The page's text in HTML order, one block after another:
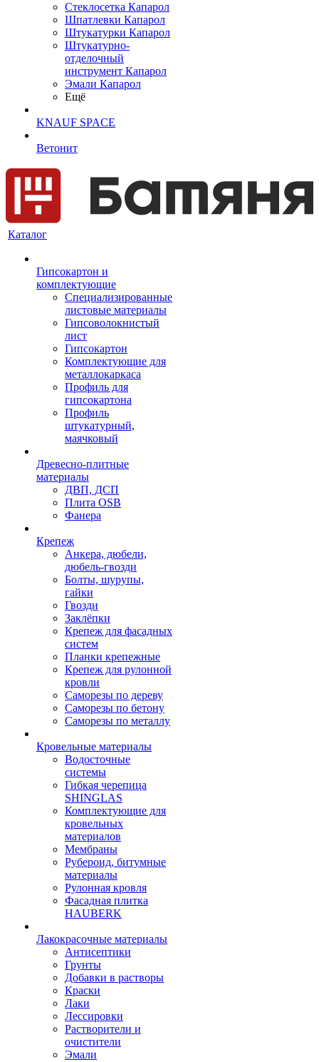
Cтеклосетка Капарол
Шпатлевки Капарол
Штукатурки Капарол
Штукатурно-
отделочный
инструмент Капарол
Эмали Капарол
Ещё
KNAUF SPACE
Ветонит
Каталог
Гипсокартон и
комплектующие
Специализированные
листовые материалы
Гипсоволокнистый
лист
Гипсокартон
Комплектующие для
металлокаркаса
Профиль для
гипсокартона
Профиль
штукатурный,
маячковый
Древесно-плитные
материалы
ДВП, ДСП
Плита OSB
Фанера
Крепеж
Анкера, дюбели,
дюбель-гвозди
Болты, шурупы,
гайки
Гвозди
Заклёпки
Крепеж для фасадных
систем
Планки крепежные
Крепеж для рулонной
кровли
Саморезы по дереву
Саморезы по бетону
Саморезы по металлу
Кровельные материалы
Водосточные
системы
Гибкая черепица
SHINGLAS
Комплектующие для
кровельных
материалов
Мембраны
Рубероид, битумные
материалы
Рулонная кровля
Фасадная плитка
HAUBERK
Лакокрасочные материалы
Антисептики
Грунты
Добавки в растворы
Краски
Лаки
Лессировки
Растворители и
очистители
Эмали